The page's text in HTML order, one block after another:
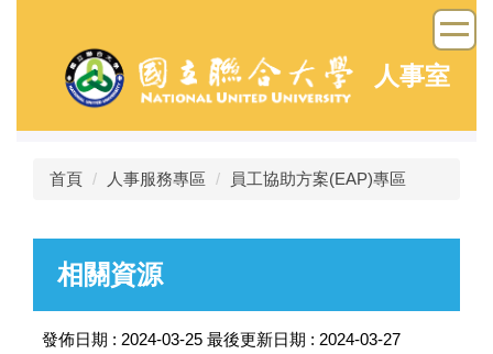
容
人事室
首頁 人事服務專區 員工協助方案(EAP)專區
相關資源
發佈日期 : 2024-03-25 最後更新日期 : 2024-03-27